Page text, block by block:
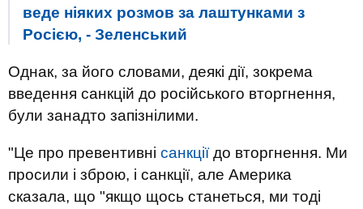
веде ніяких розмов за лаштунками з
Росією, - Зеленський
Однак, за його словами, деякі дії, зокрема
введення санкцій до російського вторгнення,
були занадто запізнілими.
"Це про превентивні санкціїдо вторгнення. Ми
просили і зброю, і санкції, але Америка
сказала, що "якщо щось станеться, ми тоді